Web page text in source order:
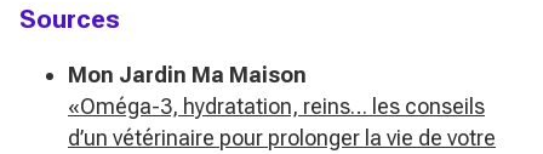
Sources
Mon Jardin Ma Maison
«Oméga-3, hydratation, reins… les conseils
d’un vétérinaire pour prolonger la vie de votre